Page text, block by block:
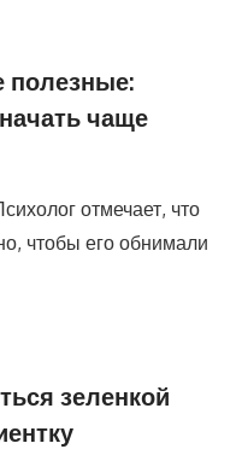
полезные:
чаще
отмечает, что
чтобы его обнимали
зеленкой